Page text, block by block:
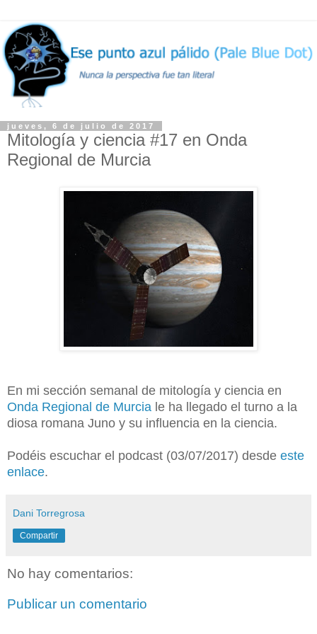
jueves, 6 de julio de 2017
Mitología y ciencia #17 en Onda
Regional de Murcia
En mi sección semanal de mitología y ciencia en
Onda Regional de Murcia le ha llegado el turno a la
diosa romana Juno y su influencia en la ciencia.
Podéis escuchar el podcast (03/07/2017) desde este
enlace.
Dani Torregrosa
Compartir
No hay comentarios:
Publicar un comentario